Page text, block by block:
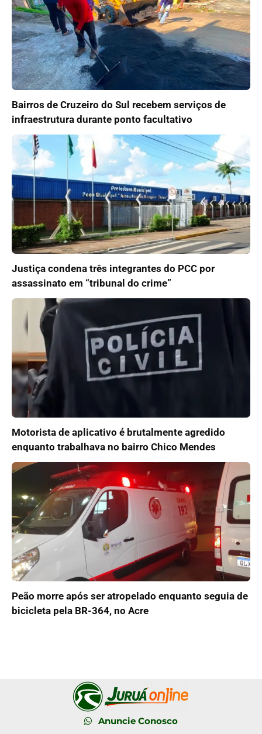
Bairros de Cruzeiro do Sul recebem serviços de
infraestrutura durante ponto facultativo
Justiça condena três integrantes do PCC por
assassinato em “tribunal do crime”
Motorista de aplicativo é brutalmente agredido
enquanto trabalhava no bairro Chico Mendes
Peão morre após ser atropelado enquanto seguia de
bicicleta pela BR-364, no Acre
Anuncie Conosco